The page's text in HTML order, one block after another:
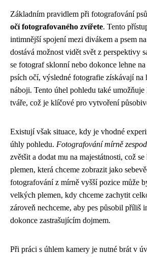
Základním pravidlem při fotografování
očí fotografovaného zvířete. Tento
intimnější spojení mezi divákem a psem
dostává možnost vidět svět z perspektivy
se fotograf sklonní nebo dokonce lehne
psích očí, výsledné fotografie získávají na
náboji. Tento úhel pohledu také
tváře, což je klíčové pro vytvoření
Existují však situace, kdy je vhodné
úhly pohledu. Fotografování mírně
zvětšit a dodat mu na majestátnosti, což
plemen, která chceme zobrazit jako
fotografování z mírně vyšší pozice může
velkých plemen, kdy chceme zachytit
zároveň nechceme, aby pes působil příliš
dokonce zastrašujícím dojmem.
Při práci s úhlem kamery je nutné brát v